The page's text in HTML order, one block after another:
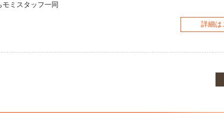
フ一同
詳細は